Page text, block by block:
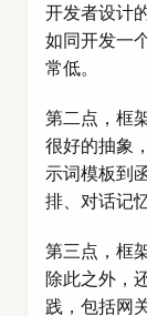
开发者设计
如同开发一
常低。
第二点，框
很好的抽象
示词模板到
排、对话记
第三点，框
除此之外，
践，包括网